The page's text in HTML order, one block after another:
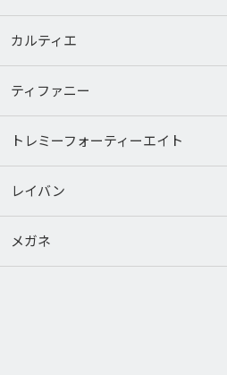
カルティエ
ティファニー
トレミーフォーティーエイト
レイバン
メガネ